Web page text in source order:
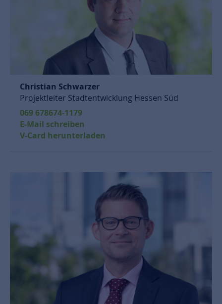
Christian Schwarzer
Projektleiter Stadtentwicklung Hessen Süd
069 678674-1179
E-Mail schreiben
V-Card herunterladen